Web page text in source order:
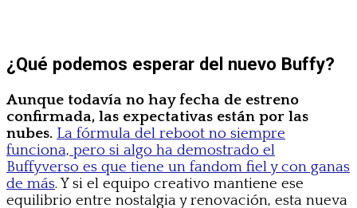
¿Qué podemos esperar del nuevo Buffy?
Aunque todavía no hay fecha de estreno
confirmada, las expectativas están por las
nubes. La fórmula del reboot no siempre
funciona, pero si algo ha demostrado el
Buffyverso es que tiene un fandom fiel y con ganas
de más. Y si el equipo creativo mantiene ese
equilibrio entre nostalgia y renovación, esta nueva